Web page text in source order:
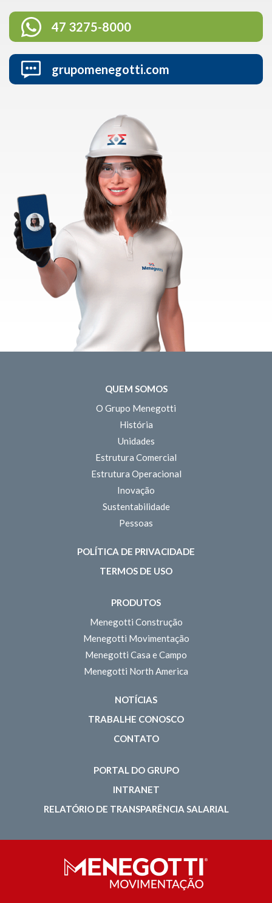
47 3275-8000
grupomenegotti.com
QUEM SOMOS
O Grupo Menegotti
História
Unidades
Estrutura Comercial
Estrutura Operacional
Inovação
Sustentabilidade
Pessoas
POLÍTICA DE PRIVACIDADE
TERMOS DE USO
PRODUTOS
Menegotti Construção
Menegotti Movimentação
Menegotti Casa e Campo
Menegotti North America
NOTÍCIAS
TRABALHE CONOSCO
CONTATO
PORTAL DO GRUPO
INTRANET
RELATÓRIO DE TRANSPARÊNCIA SALARIAL